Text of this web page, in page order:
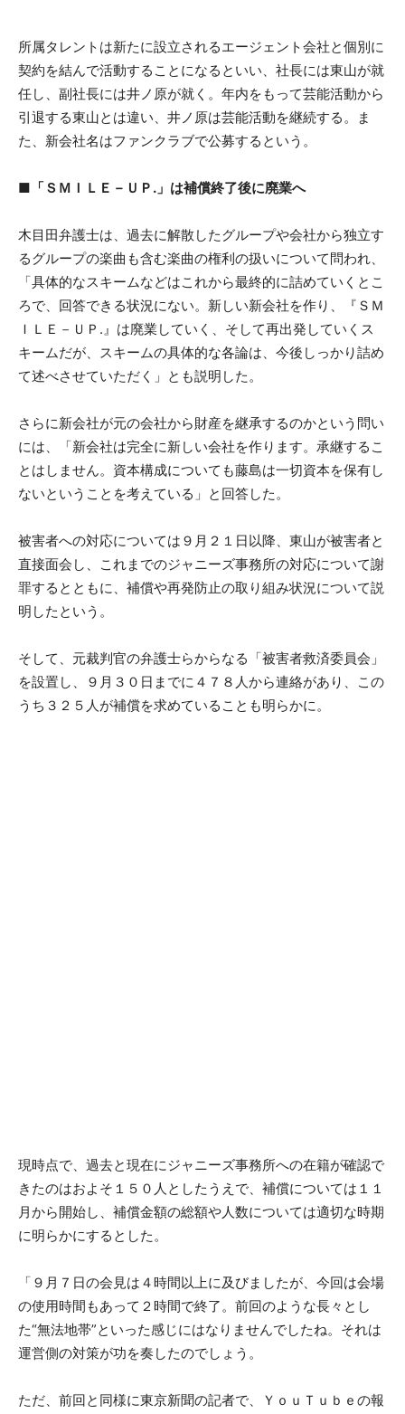
所属タレントは新たに設立されるエージェント会社と個別に
契約を結んで活動することになるといい、社長には東山が就
任し、副社長には井ノ原が就く。年内をもって芸能活動から
引退する東山とは違い、井ノ原は芸能活動を継続する。ま
た、新会社名はファンクラブで公募するという。
■「ＳＭＩＬＥ－ＵＰ.」は補償終了後に廃業へ
木目田弁護士は、過去に解散したグループや会社から独立す
るグループの楽曲も含む楽曲の権利の扱いについて問われ、
「具体的なスキームなどはこれから最終的に詰めていくとこ
ろで、回答できる状況にない。新しい新会社を作り、『ＳＭ
ＩＬＥ－ＵＰ.』は廃業していく、そして再出発していくス
キームだが、スキームの具体的な各論は、今後しっかり詰め
て述べさせていただく」とも説明した。
さらに新会社が元の会社から財産を継承するのかという問い
には、「新会社は完全に新しい会社を作ります。承継するこ
とはしません。資本構成についても藤島は一切資本を保有し
ないということを考えている」と回答した。
被害者への対応については９月２１日以降、東山が被害者と
直接面会し、これまでのジャニーズ事務所の対応について謝
罪するとともに、補償や再発防止の取り組み状況について説
明したという。
そして、元裁判官の弁護士らからなる「被害者救済委員会」
を設置し、９月３０日までに４７８人から連絡があり、この
うち３２５人が補償を求めていることも明らかに。
現時点で、過去と現在にジャニーズ事務所への在籍が確認で
きたのはおよそ１５０人としたうえで、補償については１１
月から開始し、補償金額の総額や人数については適切な時期
に明らかにするとした。
「９月７日の会見は４時間以上に及びましたが、今回は会場
の使用時間もあって２時間で終了。前回のような長々とし
た“無法地帯”といった感じにはなりませんでしたね。それは
運営側の対策が功を奏したのでしょう。
ただ、前回と同様に東京新聞の記者で、ＹｏｕＴｕｂｅの報